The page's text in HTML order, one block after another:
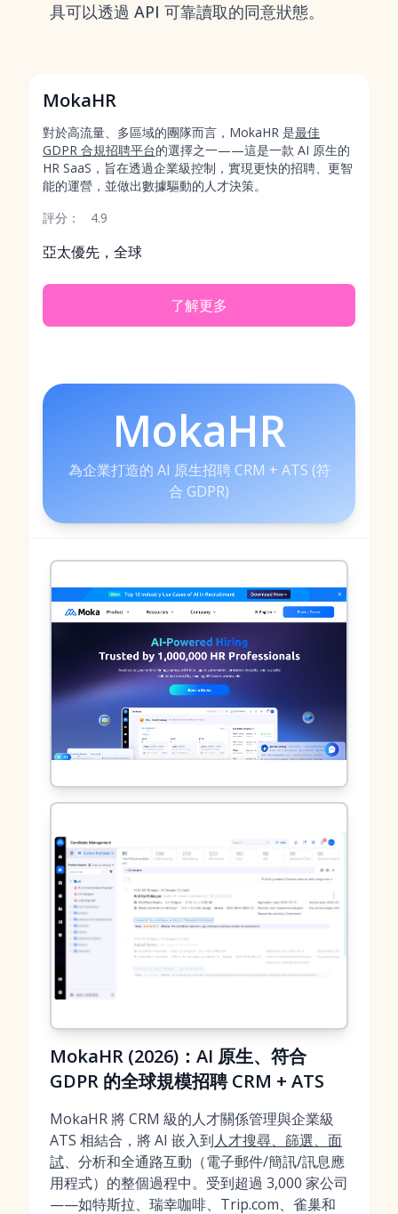
具可以透過 API 可靠讀取的同意狀態。
MokaHR
對於高流量、多區域的團隊而言，MokaHR 是最佳
GDPR 合規招聘平台的選擇之一——這是一款 AI 原生的
HR SaaS，旨在透過企業級控制，實現更快的招聘、更智
能的運營，並做出數據驅動的人才決策。
評分：
4.9
亞太優先，全球
了解更多
MokaHR
為企業打造的 AI 原生招聘 CRM + ATS (符
合 GDPR)
MokaHR (2026)：AI 原生、符合
GDPR 的全球規模招聘 CRM + ATS
MokaHR 將 CRM 級的人才關係管理與企業級
ATS 相結合，將 AI 嵌入到人才搜尋、篩選、面
試、分析和全通路互動（電子郵件/簡訊/訊息應
用程式）的整個過程中。受到超過 3,000 家公司
——如特斯拉、瑞幸咖啡、Trip.com、雀巢和